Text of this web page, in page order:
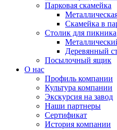
Парковая скамейка
Скамейка в
Столик для пикника
Деревянный
Посылочный ящик
О нас
Профиль компании
Культура компании
Экскурсия на завод
Наши партнеры
Сертификат
История компании